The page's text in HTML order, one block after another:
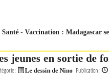
- Vaccination : Madagascar
jeunes en sortie de
: Le dessin de Nino Publication :